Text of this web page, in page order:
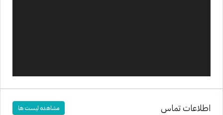
اطلاعات تماس مشاهده لیست ها